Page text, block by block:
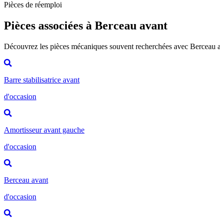
Pièces de réemploi
Pièces associées à Berceau avant
Découvrez les pièces mécaniques souvent recherchées avec Berceau
Barre stabilisatrice avant
d'occasion
Amortisseur avant gauche
d'occasion
Berceau avant
d'occasion